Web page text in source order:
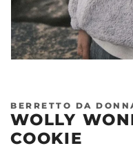
BERRETTO DA
WOLLY
COOKIE